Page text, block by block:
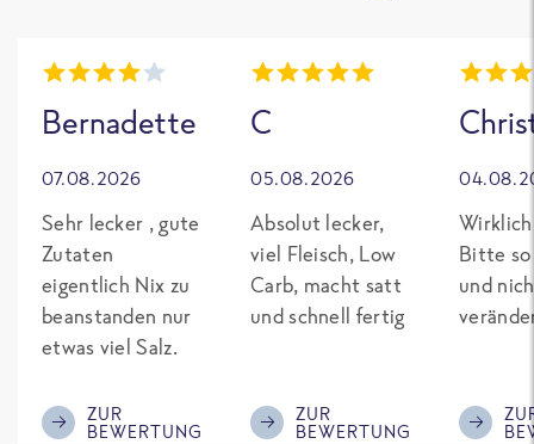
Bernadette
07.08.2026
Sehr lecker , gute
Zutaten
eigentlich Nix zu
beanstanden nur
etwas viel Salz.
ZUR
BEWERTUNG
C
05.08.2026
Absolut lecker,
viel Fleisch, Low
Carb, macht satt
und schnell fertig
ZUR
BEWERTUNG
Bitte so
und